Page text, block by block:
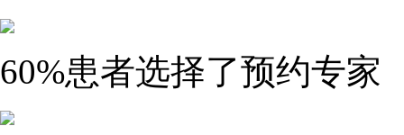
60%患者选择了预约专家